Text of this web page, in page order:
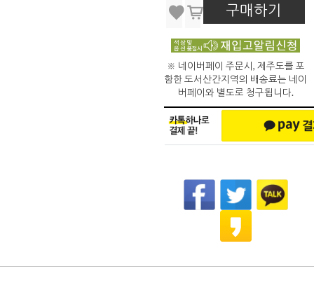
구매하기
※ 네이버페이 주문시, 제주도를 포
함한 도서산간지역의 배송료는 네이
버페이와 별도로 청구됩니다.